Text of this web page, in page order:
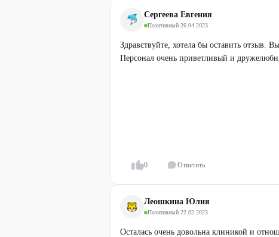
Сергеева Евгения
Позитивный·26.04.2023
Здравствуйте, хотела бы оставить отзыв.
Персонал очень приветливый и
0 Ответить
Леошкина Юлия
Позитивный·22.02.2023
Осталась очень довольна клиникой и